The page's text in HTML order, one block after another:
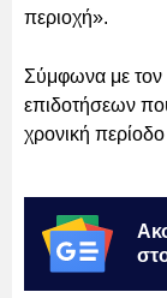
περιοχή».
Σύμφωνα με
επιδοτήσεων
χρονική